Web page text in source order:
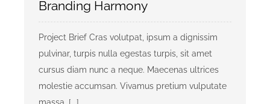
KONTAKT
Privaatsusreeglid
Branding Harmony
Project Brief Cras volutpat, ipsum a dignissim
pulvinar, turpis nulla egestas turpis, sit amet
cursus diam nunc a neque. Maecenas ultrices
molestie accumsan. Vivamus pretium vulputate